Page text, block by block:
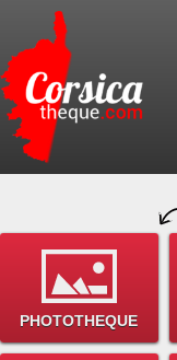
PHOTOTHEQUE